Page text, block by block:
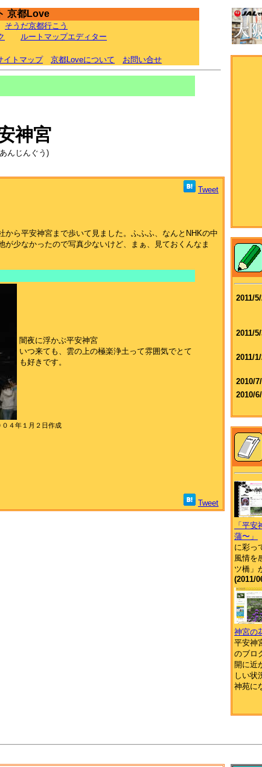
京都Love
そうだ京都行こう
ルートマップエディター
イトマップ 京都Loveについて お問い合せ
神宮
んじんぐう)
Tweet
ら平安神宮まで歩いて見ました。ふふふ、なんとNHKの中
少なかったので写真少ないけど、まぁ、見ておくんなま
闇夜に浮かぶ平安神宮
いつ来ても、雲の上の極楽浄土って雰囲気でとて
も好きです。
４年１月２日作成
Tweet
2011/
2011/
2011/
2010/
2010/
「平
蒲〜」
に彩っ
風情を
ツ橋」
(2011/
神宮の
平安神
のブロ
開に近
しい状
神苑に